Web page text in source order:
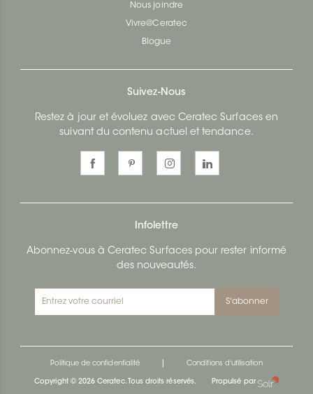
Nous joindre
Vivre@Ceratec
Blogue
Suivez-Nous
Restez à jour et évoluez avec Ceratec Surfaces en
suivant du contenu actuel et tendance.
Infolettre
Abonnez-vous à Ceratec Surfaces pour rester informé
des nouveautés.
S'abonner
Politique de confidentialité Conditions d'utilisation
Copyright © 2026 Ceratec. Tous droits réservés. Propulsé par